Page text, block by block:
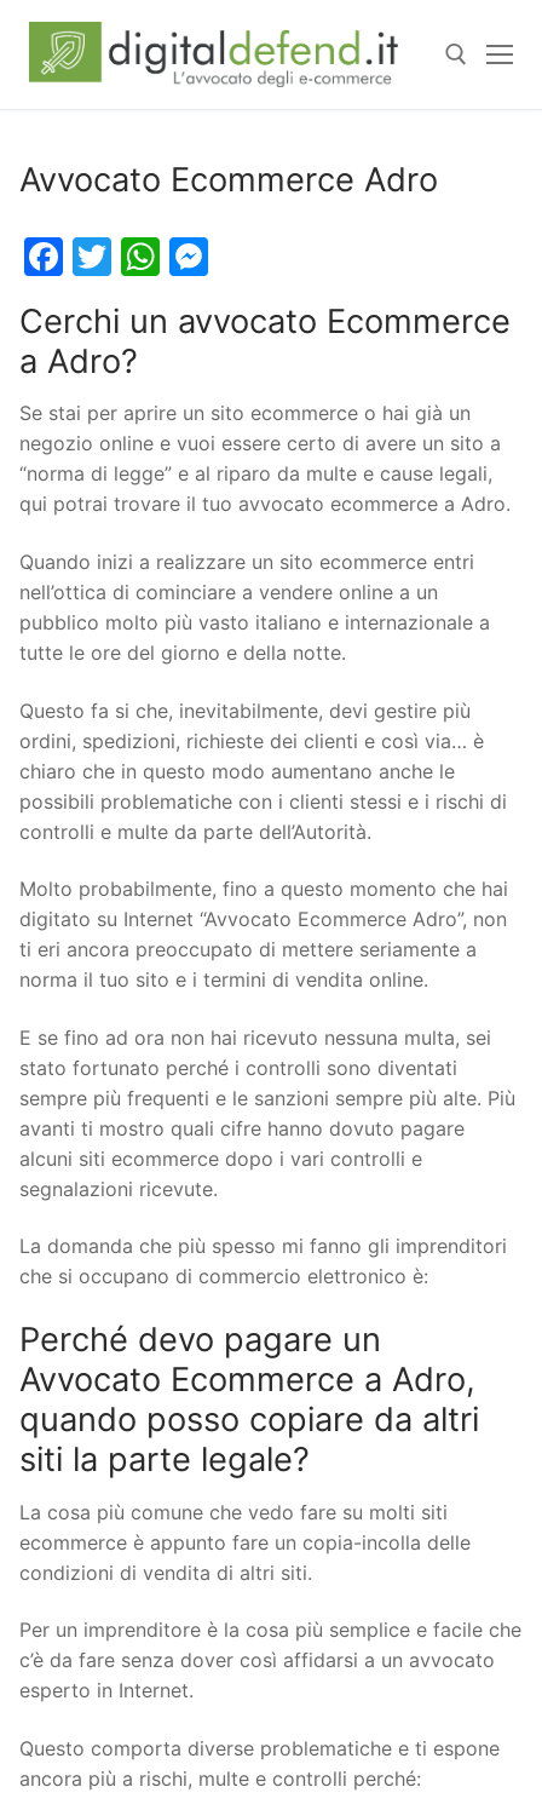
Avvocato Ecommerce Adro
Facebook
TwitterWhatsApp
Cerchi un avvocato Ecommerce
a Adro?
Se stai per aprire un sito ecommerce o hai già un
negozio online e vuoi essere certo di avere un sito a
“norma di legge” e al riparo da multe e cause legali,
qui potrai trovare il tuo avvocato ecommerce a Adro.
Quando inizi a realizzare un sito ecommerce entri
nell’ottica di cominciare a vendere online a un
pubblico molto più vasto italiano e internazionale a
tutte le ore del giorno e della notte.
Questo fa si che, inevitabilmente, devi gestire più
ordini, spedizioni, richieste dei clienti e così via… è
chiaro che in questo modo aumentano anche le
possibili problematiche con i clienti stessi e i rischi di
controlli e multe da parte dell’Autorità.
Molto probabilmente, fino a questo momento che hai
digitato su Internet “Avvocato Ecommerce Adro”, non
ti eri ancora preoccupato di mettere seriamente a
norma il tuo sito e i termini di vendita online.
E se fino ad ora non hai ricevuto nessuna multa, sei
stato fortunato perché i controlli sono diventati
sempre più frequenti e le sanzioni sempre più alte. Più
avanti ti mostro quali cifre hanno dovuto pagare
alcuni siti ecommerce dopo i vari controlli e
segnalazioni ricevute.
La domanda che più spesso mi fanno gli imprenditori
che si occupano di commercio elettronico è:
Perché devo pagare un
Avvocato Ecommerce a Adro,
quando posso copiare da altri
siti la parte legale?
La cosa più comune che vedo fare su molti siti
ecommerce è appunto fare un copia-incolla delle
condizioni di vendita di altri siti.
Per un imprenditore è la cosa più semplice e facile che
c’è da fare senza dover così affidarsi a un avvocato
esperto in Internet.
Questo comporta diverse problematiche e ti espone
ancora più a rischi, multe e controlli perché: